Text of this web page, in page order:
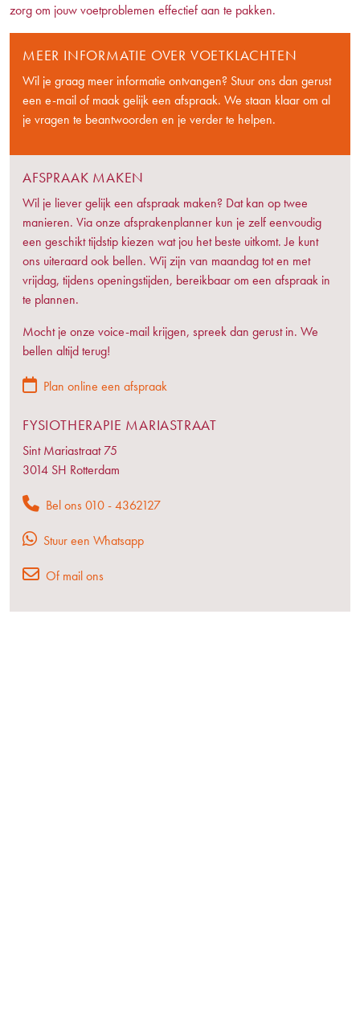
zorg om jouw voetproblemen effectief aan te pakken.
MEER INFORMATIE OVER VOETKLACHTEN
Wil je graag meer informatie ontvangen? Stuur ons dan gerust
een e-mail of maak gelijk een afspraak. We staan klaar om al
je vragen te beantwoorden en je verder te helpen.
AFSPRAAK MAKEN
Wil je liever gelijk een afspraak maken? Dat kan op twee
manieren. Via onze afsprakenplanner kun je zelf eenvoudig
een geschikt tijdstip kiezen wat jou het beste uitkomt. Je kunt
ons uiteraard ook bellen. Wij zijn van maandag tot en met
vrijdag, tijdens openingstijden, bereikbaar om een afspraak in
te plannen.
Mocht je onze voice-mail krijgen, spreek dan gerust in. We
bellen altijd terug!
Plan online een afspraak
FYSIOTHERAPIE MARIASTRAAT
Sint Mariastraat 75
3014 SH Rotterdam
Bel ons 010 - 4362127
Stuur een Whatsapp
Of mail ons